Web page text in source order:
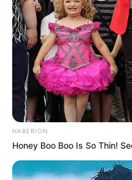
HABERION
Honey Boo Boo Is So Thin!